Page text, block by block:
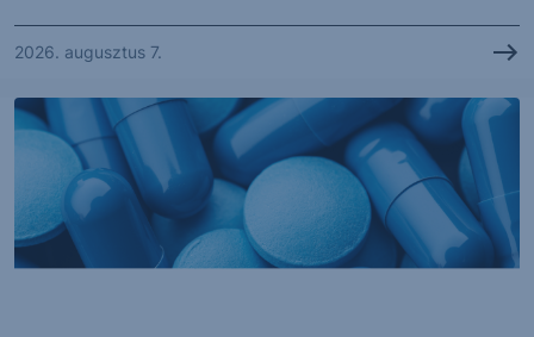
2026. augusztus 7.